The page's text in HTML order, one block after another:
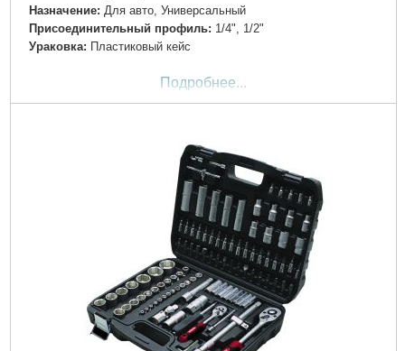
Назначение: Для авто, Универсальный
Пpиcoeдинитeльный пpoфиль: 1/4", 1/2"
Ураковка: Пластиковый кейс
Подробнее...